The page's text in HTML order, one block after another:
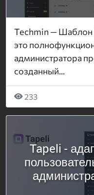
Techmin — Шаблон
это
администратора
созданный...
233
Tapeli -